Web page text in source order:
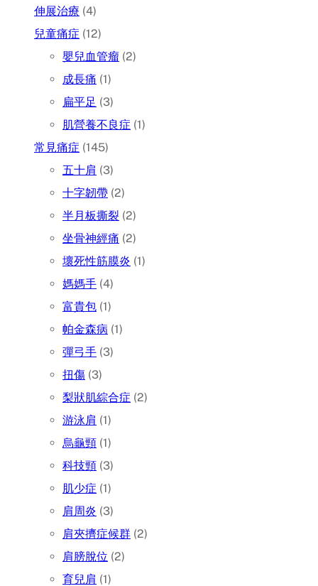
伸展治療 (4)
兒童痛症 (12)
嬰兒血管瘤 (2)
成長痛 (1)
扁平足 (3)
肌營養不良症 (1)
常見痛症 (145)
五十肩 (3)
十字韌帶 (2)
半月板撕裂 (2)
坐骨神經痛 (2)
壞死性筋膜炎 (1)
媽媽手 (4)
富貴包 (1)
帕金森病 (1)
彈弓手 (3)
扭傷 (3)
梨狀肌綜合症 (2)
游泳肩 (1)
烏龜頸 (1)
科技頸 (3)
肌少症 (1)
肩周炎 (3)
肩夾擠症候群 (2)
肩膀脫位 (2)
育兒肩 (1)